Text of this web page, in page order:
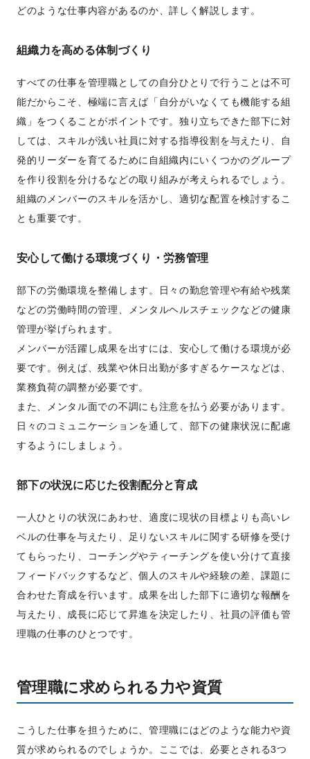
どのような仕事内容があるのか、詳しく解説します。
組織力を高める体制づくり
すべての仕事を管理職としての自分ひとりで行うことは不可
能だからこそ、極端に言えば「自分がいなくても機能する組
織」をつくることがポイントです。独り立ちできた部下に対
しては、スキルが浅い社員に対する指導役割を与えたり、自
発的リーダーを育てるために自組織内にいくつかのグループ
を作り役割を分けるなどの取り組みが考えられるでしょう。
組織のメンバーのスキルを活かし、適切な配置を検討するこ
とも重要です。
安心して働ける環境づくり ・労務管理
部下の労働環境を整備します。日々の勤怠管理や有給や残業
などの労働時間の管理、メンタルヘルスチェックなどの健康
管理が挙げられます。
メンバーが活躍し成果を出すには、安心して働ける環境が必
要です。例えば、残業や休日出勤が多すぎるケースなどは、
業務負荷の調整が必要です。
また、メンタル面での不調にも注意を払う必要があります。
日々のコミュニケーションを通して、部下の健康状況に配慮
するようにしましょう。
部下の状況に応じた役割配分と育成
一人ひとりの状況にあわせ、適度に現状の目標よりも高いレ
ベルの仕事を与えたり、足りないスキルに関する研修を受け
てもらったり、コーチングやティーチングを使い分けて直接
フィードバックするなど、個人のスキルや経験の差、課題に
合わせた育成を行います。成果を出した部下に適切な報酬を
与えたり、成長に応じて昇進を決定したり、社員の評価も管
理職の仕事のひとつです。
管理職に求められる力や資質
こうした仕事を担うために、管理職にはどのような能力や資
質が求められるのでしょうか。ここでは、必要とされる3つ